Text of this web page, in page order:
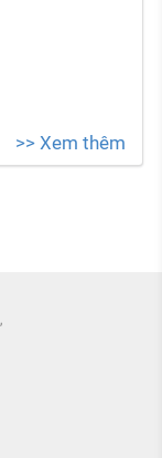
>> Xem thêm